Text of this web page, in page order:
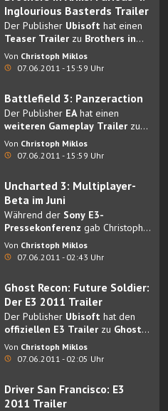
Inglourious Basterds Trailer
Der Publisher Ubisoft hat einen
Teaser Trailer zu Brothers in
Arms: Furious 4 veröffentlicht.
Von Christoph Miklos
07.06.2011 - 15:59 Uhr
Battlefield 3: Panzeraction
Der Publisher EAhat einen
weiteren Gameplay Trailer zu
Battlefield 3 veröffentlicht.
Von Christoph Miklos
07.06.2011 - 15:59 Uhr
Uncharted 3: Multiplayer-
Beta im Juni
Während der Sony E3-
Pressekonferenz gab Christophe
Balestre von Naughty Dog
bekannt, dass in Kürze eine
Von Christoph Miklos
07.06.2011 - 02:43 Uhr
Ghost Recon: Future Soldier:
Der E3 2011 Trailer
Der Publisher Ubisoft hat den
offiziellen E3 Trailer zu Ghost
Recon: Future Soldier
veröffentlicht.
Von Christoph Miklos
07.06.2011 - 02:05 Uhr
Driver San Francisco: E3
2011 Trailer